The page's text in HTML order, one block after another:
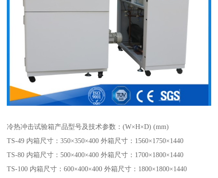
冷热冲击试验箱产品型号及技术参数：(W×H×D) (mm)
TS-49 内箱尺寸：350×350×400 外箱尺寸：1560×1750×1440
TS-80 内箱尺寸：500×400×400 外箱尺寸：1700×1800×1440
TS-100 内箱尺寸：600×400×400 外箱尺寸：1800×1800×1440